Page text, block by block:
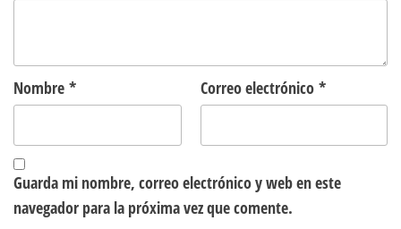
Nombre * Correo electrónico *
Guarda mi nombre, correo electrónico y web en este
navegador para la próxima vez que comente.